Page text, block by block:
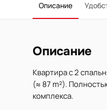
Описание
Описание
Квартира с 2
(≈ 87 m²).
комплекса.